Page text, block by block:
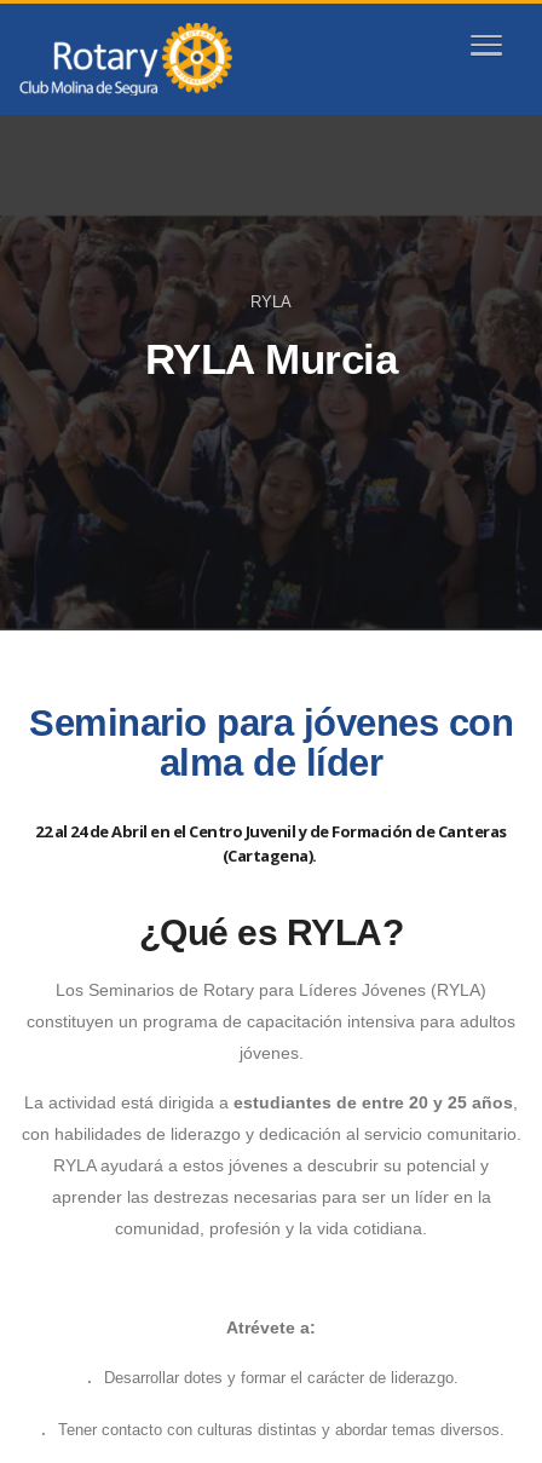
RYLA
RYLA Murcia
Seminario para jóvenes con
alma de líder
22 al 24 de Abril en el Centro Juvenil y de Formación de Canteras
(Cartagena).
¿Qué es RYLA?
Los Seminarios de Rotary para Líderes Jóvenes (RYLA)
constituyen un programa de capacitación intensiva para adultos
jóvenes.
La actividad está dirigida a estudiantes de entre 20 y 25 años
con habilidades de liderazgo y dedicación al servicio comunitario.
RYLA ayudará a estos jóvenes a descubrir su potencial y
aprender las destrezas necesarias para ser un líder en la
comunidad, profesión y la vida cotidiana.
Atrévete a:
. Desarrollar dotes y formar el carácter de liderazgo.
. Tener contacto con culturas distintas y abordar temas diversos.